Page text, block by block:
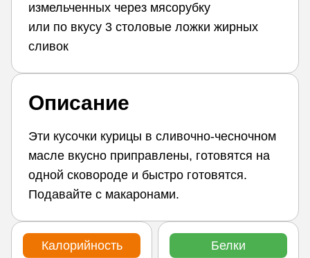
измельченных через мясорубку
или по вкусу 3 столовые ложки жирных
сливок
Описание
Эти кусочки курицы в сливочно-чесночном
масле вкусно приправлены, готовятся на
одной сковороде и быстро готовятся.
Подавайте с макаронами.
Калорийность Белки